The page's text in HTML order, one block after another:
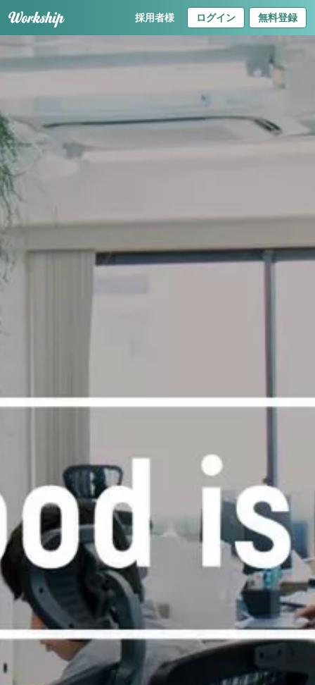
採用者様 ログイン 無料登録